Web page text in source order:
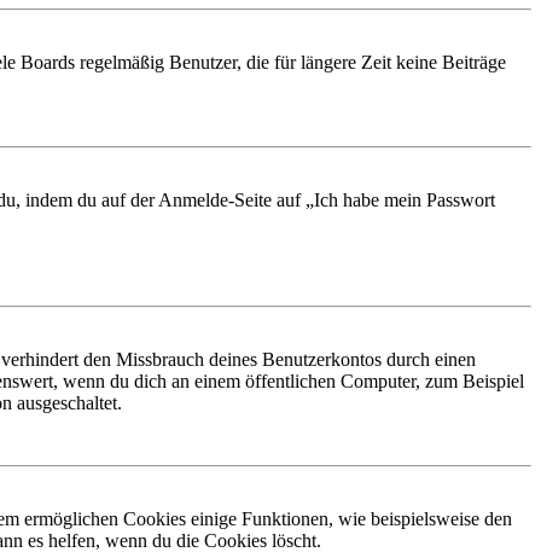
Boards regelmäßig Benutzer, die für längere Zeit keine Beiträge
indem du auf der Anmelde-Seite auf „Ich habe mein Passwort
den Missbrauch deines Benutzerkontos durch einen
wenn du dich an einem öffentlichen Computer, zum Beispiel
ausgeschaltet.
ermöglichen Cookies einige Funktionen, wie beispielsweise den
es helfen, wenn du die Cookies löscht.